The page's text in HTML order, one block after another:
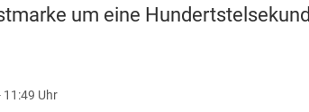
um eine
Uhr